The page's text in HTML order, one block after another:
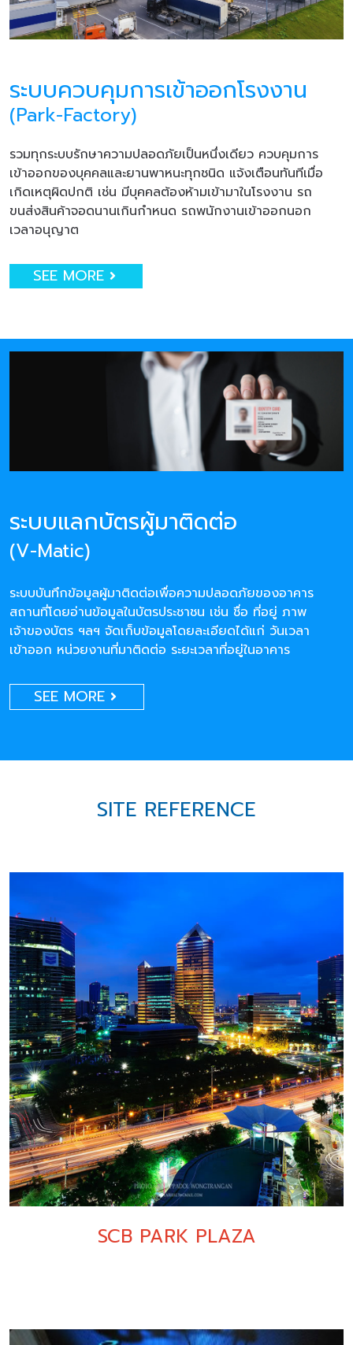
ระบบควบคุมการเข้าออกโรงงาน
(Park-Factory)
รวมทุกระบบรักษาความปลอดภัยเป็นหนึ่งเดียว ควบคุมการ
เข้าออกของบุคคลและยานพาหนะทุกชนิด แจ้งเตือนทันทีเมื่อ
เกิดเหตุผิดปกติ เช่น มีบุคคลต้องห้ามเข้ามาในโรงงาน รถ
ขนส่งสินค้าจอดนานเกินกำหนด รถพนักงานเข้าออกนอก
เวลาอนุญาต
SEE MORE
ระบบแลกบัตรผู้มาติดต่อ
(V-Matic)
ระบบบันทึกข้อมูลผู้มาติดต่อเพื่อความปลอดภัยของอาคาร
สถานที่โดยอ่านข้อมูลในบัตรประชาชน เช่น ชื่อ ที่อยู่ ภาพ
เจ้าของบัตร ฯลฯ จัดเก็บข้อมูลโดยละเอียดได้แก่ วันเวลา
เข้าออก หน่วยงานที่มาติดต่อ ระยะเวลาที่อยู่ในอาคาร
SEE MORE
SITE REFERENCE
SCB PARK PLAZA